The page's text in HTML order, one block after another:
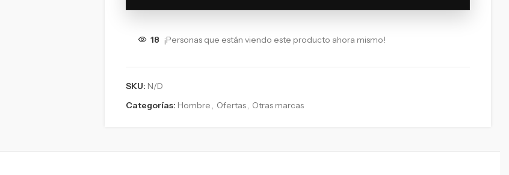
18 ¡Personas que están viendo este producto ahora mismo!
SKU: N/D
Categorías: Hombre , Ofertas, Otras marcas